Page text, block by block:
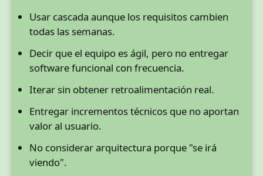
Usar cascada aunque los requisitos cambien
todas las semanas.
Decir que el equipo es ágil, pero no entregar
software funcional con frecuencia.
Iterar sin obtener retroalimentación real.
Entregar incrementos técnicos que no aportan
valor al usuario.
No considerar arquitectura porque "se irá
viendo".